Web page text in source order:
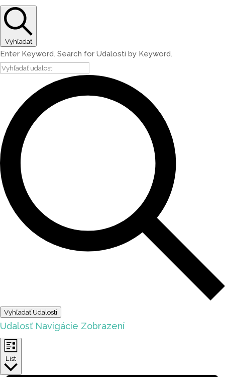
Vyhľadať
Enter Keyword. Search for Udalosti by Keyword.
Vyhľadať Udalosti
Udalosť Navigácie Zobrazení
List